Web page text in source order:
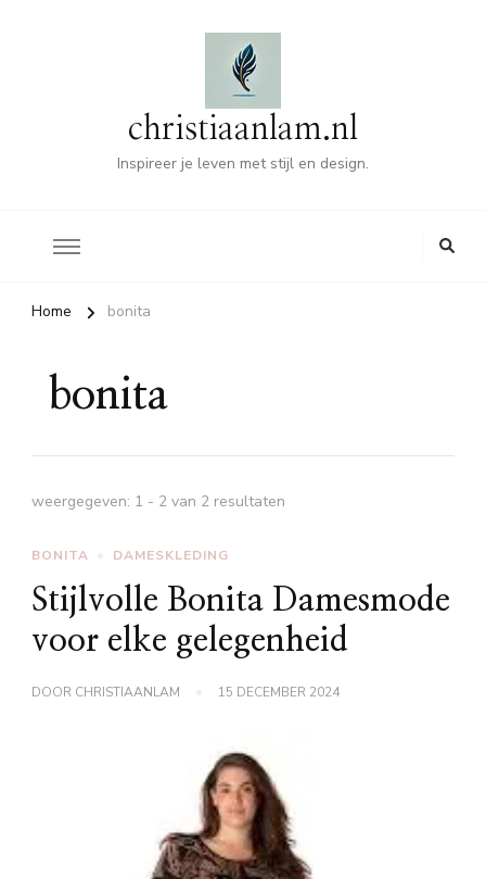
christiaanlam.nl
Inspireer je leven met stijl en design.
Home bonita
bonita
weergegeven: 1 - 2 van 2 resultaten
BONITA DAMESKLEDING
Stijlvolle Bonita Damesmode
voor elke gelegenheid
DOOR CHRISTIAANLAM 15 DECEMBER 2024